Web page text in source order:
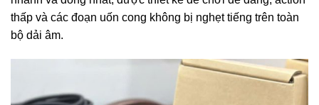
thấp và các đoạn uốn cong không bị nghẹt tiếng trên toàn
bộ dải âm.